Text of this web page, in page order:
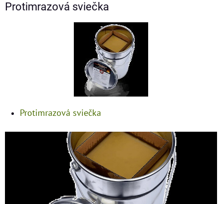
Protimrazová sviečka
Protimrazová sviečka